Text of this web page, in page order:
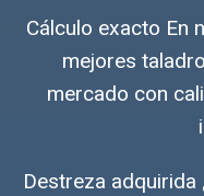
Cálculo exacto En
mejores
mercado con
Destreza